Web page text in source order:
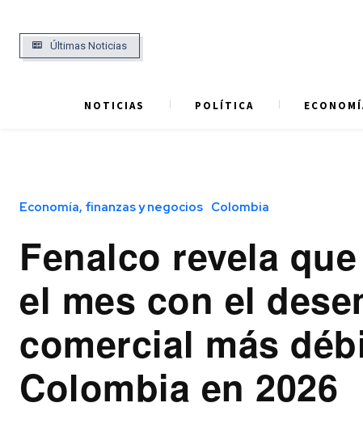
Últimas Noticias
NOTICIAS POLÍTICA
Economía, finanzas y negocios Colombia
Fenalco revela
el mes con el
comercial más
Colombia en 2026